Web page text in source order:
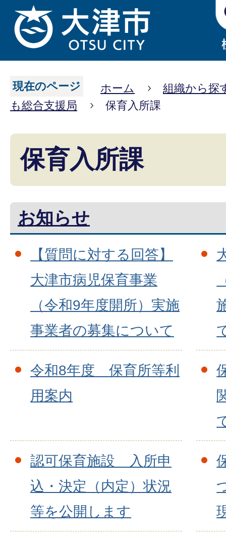
現在のページ ホーム
組織から探
も総合支援局
保育入所課
保育入所課
お知らせ
【質問に対する回答】
大津市病児保育事業
（令和9年度開所）実施
事業者の募集について
令和8年度 保育所等利
用案内
認可保育施設 入所申
込・決定（内定）状況
等を公開します